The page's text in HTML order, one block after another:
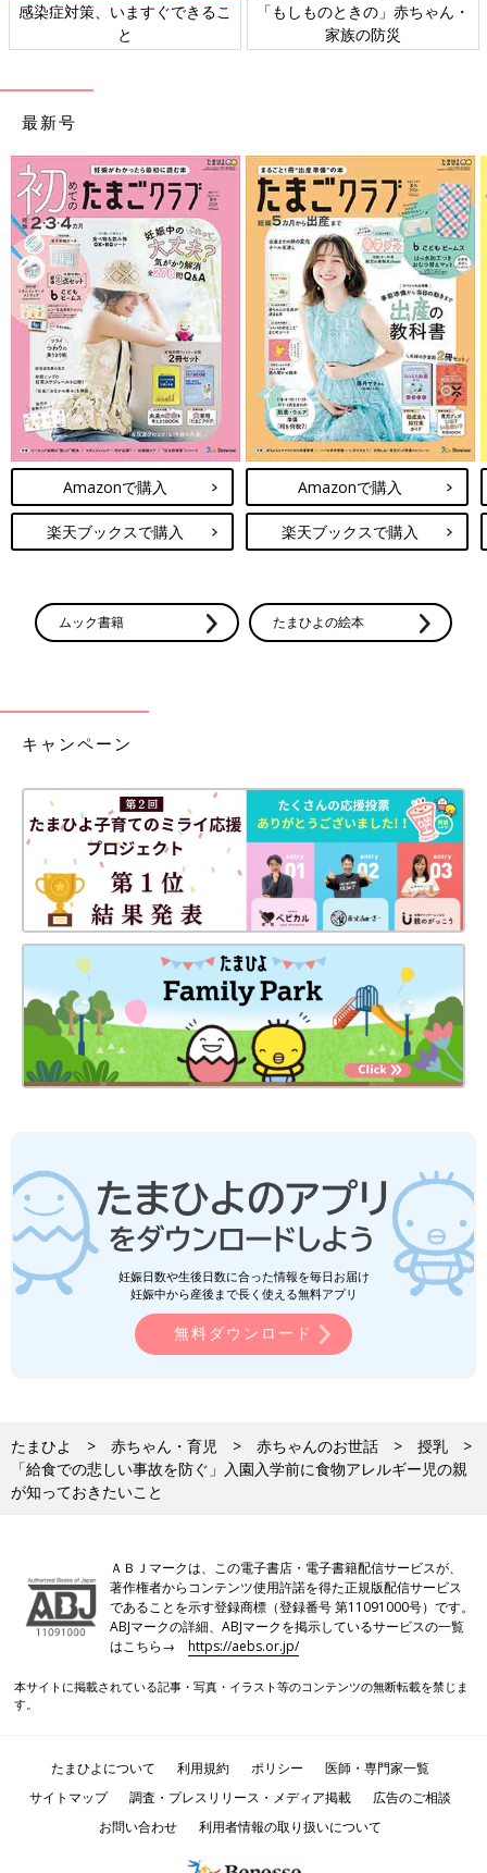
感染症対策、いますぐできるこ
と
「もしものときの」赤ちゃん・
家族の防災
最新号
Amazonで購入
楽天ブックスで購入
Amazonで購入
楽天ブックスで購入
ムック書籍 たまひよの絵本
キャンペーン
妊娠日数や生後日数に合った情報を毎日お届け
妊娠中から産後まで長く使える無料アプリ
無料ダウンロード
たまひよ 赤ちゃん・育児 赤ちゃんのお世話
授乳
「給食での悲しい事故を防ぐ」入園入学前に食物アレルギー児の親
が知っておきたいこと
ＡＢＪマークは、この電子書店・電子書籍配信サービスが、
著作権者からコンテンツ使用許諾を得た正規版配信サービス
であることを示す登録商標（登録番号 第11091000号）です。
ABJマークの詳細、ABJマークを掲示しているサービスの一覧
はこちら→https://aebs.or.jp/
本サイトに掲載されている記事・写真・イラスト等のコンテンツの無断転載を禁じま
す。
たまひよについて 利用規約 ポリシー
医師・専門家一覧
サイトマップ
調査・プレスリリース・メディア掲載
広告のご相談
お問い合わせ
利用者情報の取り扱いについて